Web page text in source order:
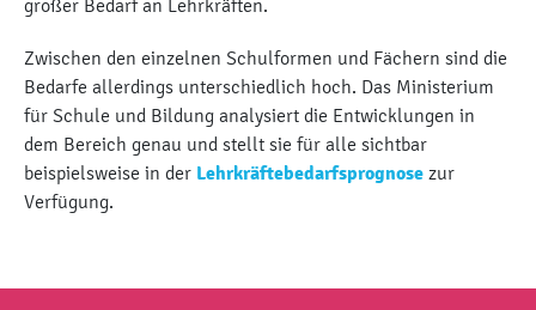
großer Bedarf an Lehrkräften.
Zwischen den einzelnen Schulformen und Fächern sind die
Bedarfe allerdings unterschiedlich hoch. Das Ministerium
für Schule und Bildung analysiert die Entwicklungen in
dem Bereich genau und stellt sie für alle sichtbar
beispielsweise in der Lehrkräftebedarfsprognose zur
Verfügung.